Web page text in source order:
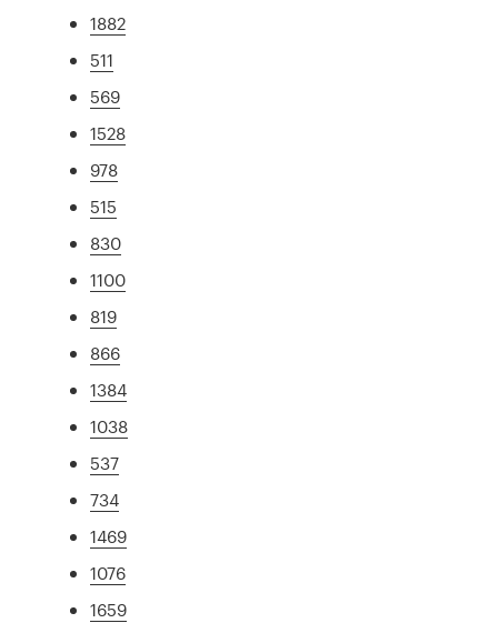
1882
511
569
1528
978
515
830
1100
819
866
1384
1038
537
734
1469
1076
1659